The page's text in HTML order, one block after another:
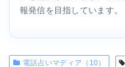
報発信を目指しています。
電話占いマディア（10）